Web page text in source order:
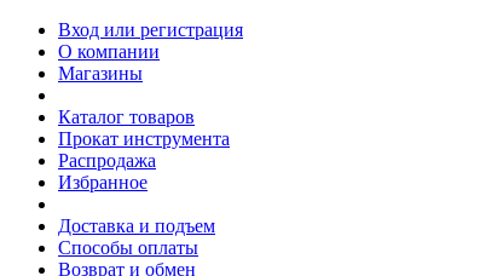
Вход или регистрация
О компании
Магазины
Каталог товаров
Прокат инструмента
Распродажа
Избранное
Доставка и подъем
Способы оплаты
Возврат и обмен